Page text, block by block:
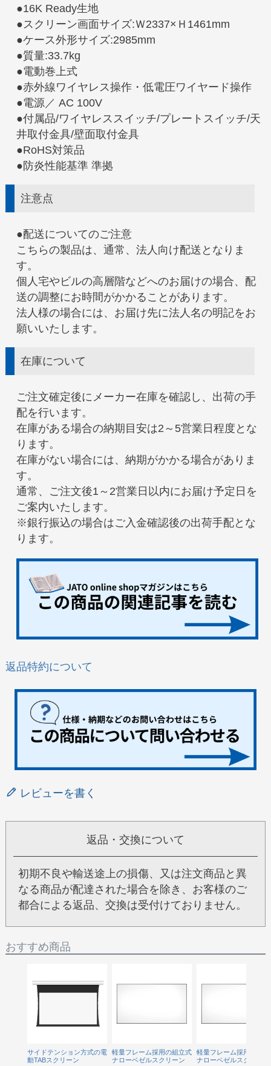
●16K Ready生地
●スクリーン画面サイズ:Ｗ2337×Ｈ1461mm
●ケース外形サイズ:2985mm
●質量:33.7kg
●電動巻上式
●赤外線ワイヤレス操作・低電圧ワイヤード操作
●電源／ AC 100V
●付属品/ワイヤレススイッチ/プレートスイッチ/天
井取付金具/壁面取付金具
●RoHS対策品
●防炎性能基準 準拠
注意点
●配送についてのご注意
こちらの製品は、通常、法人向け配送となりま
す。
個人宅やビルの高層階などへのお届けの場合、配
送の調整にお時間がかかることがあります。
法人様の場合には、お届け先に法人名の明記をお
願いいたします。
在庫について
ご注文確定後にメーカー在庫を確認し、出荷の手
配を行います。
在庫がある場合の納期目安は2～5営業日程度とな
ります。
在庫がない場合には、納期がかかる場合がありま
す。
通常、ご注文後1～2営業日以内にお届け予定日を
ご案内いたします。
※銀行振込の場合はご入金確認後の出荷手配とな
ります。
返品特約について
レビューを書く
返品・交換について
初期不良や輸送途上の損傷、又は注文商品と異
なる商品が配達された場合を除き、お客様のご
都合による返品、交換は受付けておりません。
おすすめ商品
サイドテンション方式の電
動TABスクリーン
軽量フレーム採用の組立式
ナローベゼルスクリーン
軽量フレーム採用の組立
ナローベゼルスクリーン